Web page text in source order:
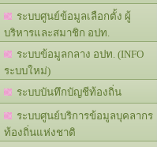
ระบบศูนย์ข้อมูลเลือกตั้ง ผู้
บริหารและสมาชิก อปท.
ระบบข้อมูลกลาง อปท. (INFO
ระบบใหม่)
ระบบบันทึกบัญชีท้องถิ่น
ระบบศูนย์บริการข้อมูลบุคลากร
ท้องถิ่นแห่งชาติ